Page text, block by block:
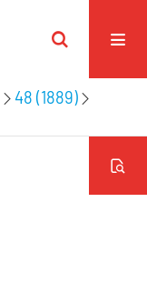
48 (1889)